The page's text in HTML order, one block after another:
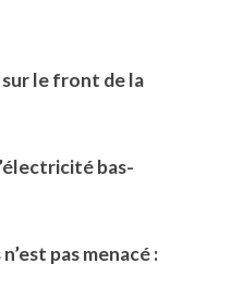
le front de la
bas-
pas menacé :